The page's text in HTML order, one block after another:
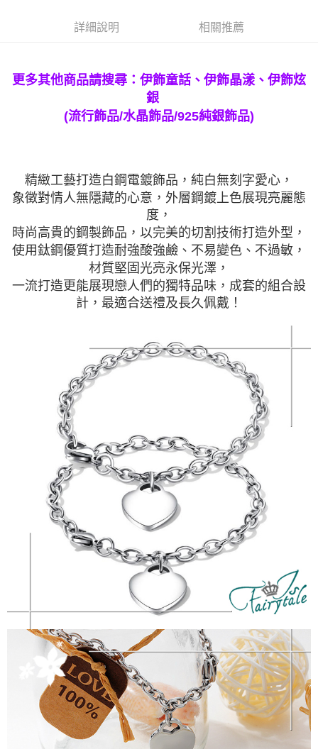
詳細說明 相關推薦
更多其他商品請搜尋：伊飾童話、伊飾晶漾、伊飾炫
銀
(流行飾品/水晶飾品/925純銀飾品)
精緻工藝打造白鋼電鍍飾品，純白無刻字愛心，
象徵對情人無隱藏的心意，外層鋼鍍上色展現亮麗態
度，
時尚高貴的鋼製飾品，以完美的切割技術打造外型，
使用鈦鋼優質打造耐強酸強鹼、不易變色、不過敏，
材質堅固光亮永保光澤，
一流打造更能展現戀人們的獨特品味，成套的組合設
計，最適合送禮及長久佩戴！